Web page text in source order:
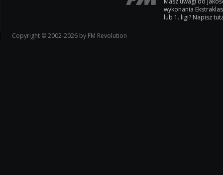
wykonania
lub 1. ligi? Napisz
Copyright © 2002-2026 by FM Revolution